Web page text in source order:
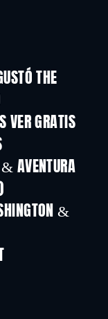
THE
VER GRATIS
AVENTURA
&